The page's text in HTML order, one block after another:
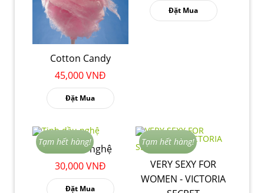
Cotton Candy
45,000 VNĐ
Đặt Mua
Đặt Mua
Tạm hết hàng!
Tinh dầu nghệ
30,000 VNĐ
Đặt Mua
Tạm hết hàng!
VERY SEXY FOR
WOMEN - VICTORIA